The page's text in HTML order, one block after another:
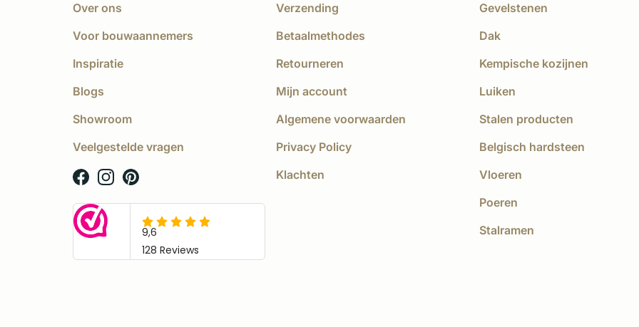
Over ons
Voor bouwaannemers
Inspiratie
Blogs
Showroom
Veelgestelde vragen
Verzending
Betaalmethodes
Retourneren
Mijn account
Algemene voorwaarden
Privacy Policy
Klachten
Gevelstenen
Dak
Kempische kozijnen
Luiken
Stalen producten
Belgisch hardsteen
Vloeren
Poeren
Stalramen